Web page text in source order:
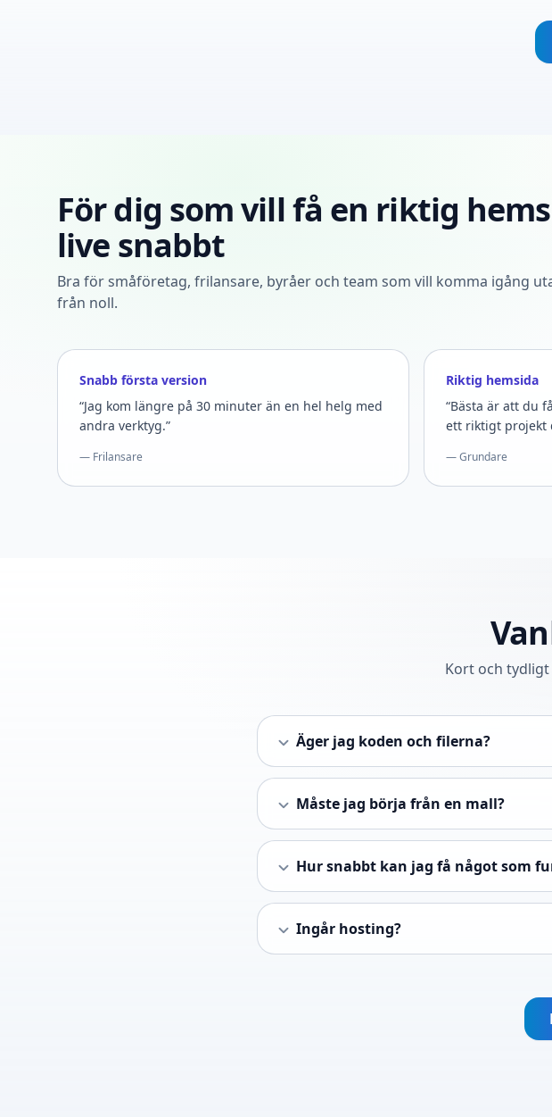
För dig som vill få en riktig
live snabbt
Bra för småföretag, frilansare, byråer och team som vill komma igång
från noll.
Snabb första version
“Jag kom längre på 30 minuter än en hel helg med
andra verktyg.”
— Frilansare
Riktig hemsida
“Bästa är att du
ett riktigt projekt
— Grundare
Kort och
Äger jag koden och filerna?
Måste jag börja från en mall?
Hur snabbt kan jag få något som
Ingår hosting?